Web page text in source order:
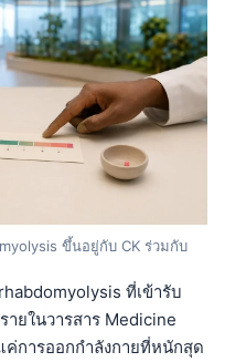
ขึ้นอยู่กับ CK ร่วมกับ
ที่เข้ารับ
ายในวารสาร Medicine
การออกกำลังกายที่หนักสุด